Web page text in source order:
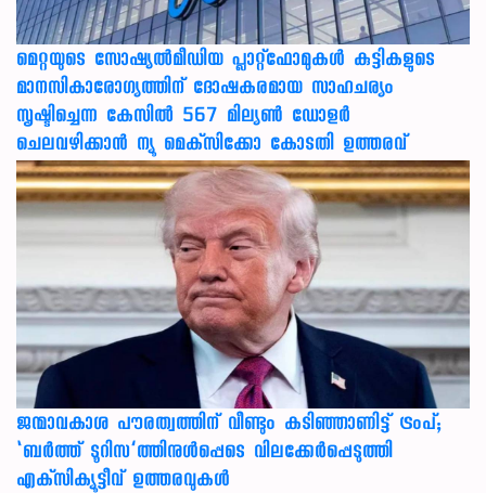
മെറ്റയുടെ സോഷ്യല്‍മീഡിയ പ്ലാറ്റ്‌ഫോമുകള്‍ കുട്ടികളുടെ
മാനസികാരോഗ്യത്തിന് ദോഷകരമായ സാഹചര്യം
സൃഷ്ടിച്ചെന്ന കേസില്‍ 567 മില്യണ്‍ ഡോളര്‍
ചെലവഴിക്കാന്‍ ന്യൂ മെക്‌സിക്കോ കോടതി ഉത്തരവ്
ജന്മാവകാശ പൗരത്വത്തിന് വീണ്ടും കടിഞ്ഞാണിട്ട് ട്രംപ്;
‘ബര്‍ത്ത് ടൂറിസ’ത്തിനുള്‍പ്പെടെ വിലക്കേര്‍പ്പെടുത്തി
എക്‌സിക്യൂട്ടീവ് ഉത്തരവുകള്‍